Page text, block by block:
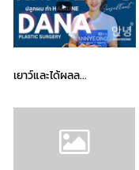
เยาว์และได้ผลล...